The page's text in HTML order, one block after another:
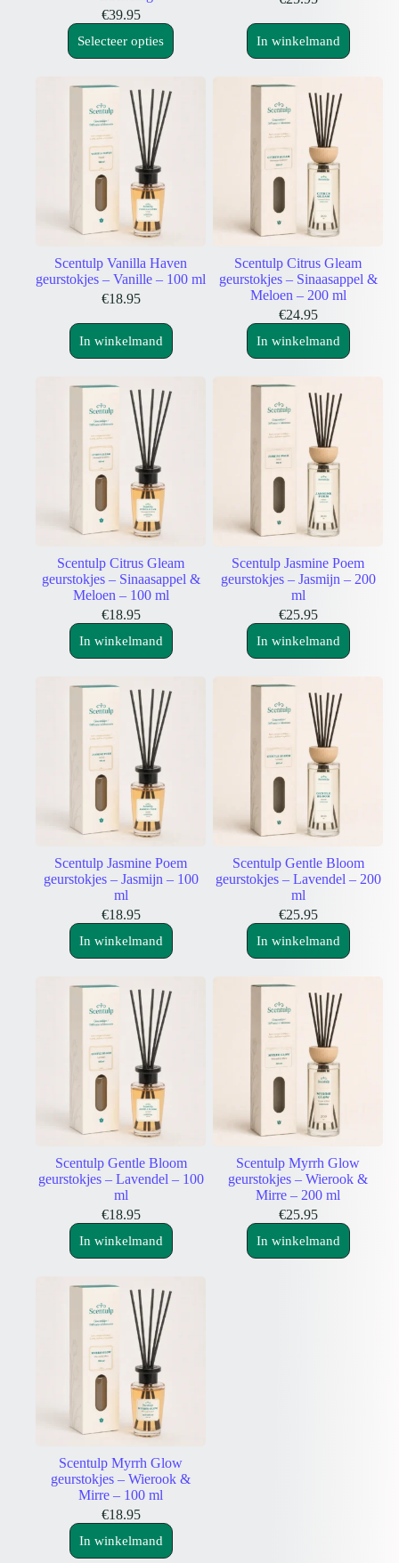
Zijn de geuren in 100 ml en 200 ml hetzelfde?
Ja. Binnen dezelfde geurlijn is het geurprofiel gelijk; inhoud en
flesvorm verschillen.
Bekijk ook onzeroomsprays
voor geur op het moment dat jij dat
wilt, of ontdek de collectiepremium geurkaarsen
voor geur, sfeer en
een warme gloed.
€39.95
Selecteer opties In winkelmand
Scentulp Vanilla Haven
geurstokjes – Vanille – 100 ml
€18.95
In winkelmand
Scentulp Citrus Gleam
geurstokjes – Sinaasappel &
Meloen – 200 ml
€24.95
In winkelmand
Scentulp Citrus Gleam
geurstokjes – Sinaasappel &
Meloen – 100 ml
€18.95
In winkelmand
Scentulp Jasmine Poem
geurstokjes – Jasmijn – 200
ml
€25.95
In winkelmand
Scentulp Jasmine Poem
geurstokjes – Jasmijn – 100
ml
€18.95
In winkelmand
Scentulp Gentle Bloom
geurstokjes – Lavendel – 200
ml
€25.95
In winkelmand
Scentulp Gentle Bloom
geurstokjes – Lavendel – 100
ml
€18.95
In winkelmand
Scentulp Myrrh Glow
geurstokjes – Wierook &
Mirre – 200 ml
€25.95
In winkelmand
Scentulp Myrrh Glow
geurstokjes – Wierook &
Mirre – 100 ml
€18.95
In winkelmand